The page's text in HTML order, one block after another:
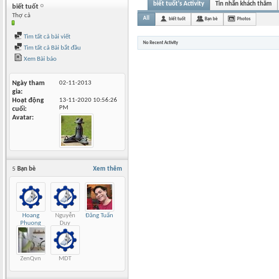
biết tuốt
Thợ cả
Tìm tất cả bài viết
Tìm tất cả Bài bắt đầu
Xem Bài báo
Ngày tham
gia
02-11-2013
Hoạt động
cuối
13-11-2020 10:56:26
PM
Avatar
Xem thêm
5 Bạn bè
Hoang
Phuong
Nguyễn
Duy
Phương
Đăng Tuấn
ZenQvn MDT
biết tuốt's Activity Tin nhắn khách thăm
All biết tuốt Bạn bè Photos
No Recent Activity